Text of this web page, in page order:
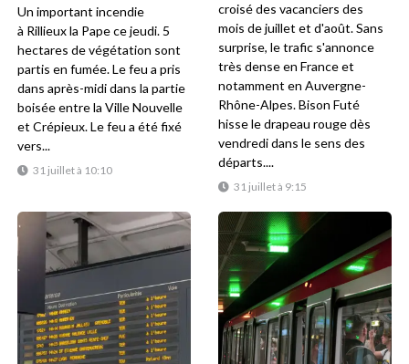
31 juillet à 10:10
Un important incendie
à Rillieux la Pape ce jeudi. 5
hectares de végétation sont
partis en fumée. Le feu a pris
dans après-midi dans la partie
boisée entre la Ville Nouvelle
et Crépieux. Le feu a été fixé
vers...
31 juillet à 9:15
croisé des vacanciers des
mois de juillet et d'août. Sans
surprise, le trafic s'annonce
très dense en France et
notamment en Auvergne-
Rhône-Alpes. Bison Futé
hisse le drapeau rouge dès
vendredi dans le sens des
départs....